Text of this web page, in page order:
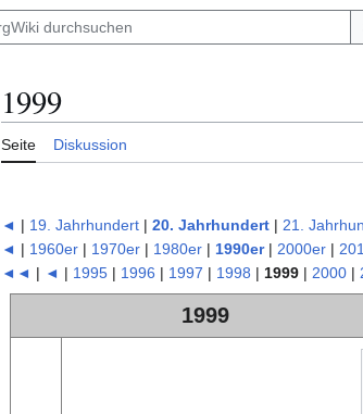
1999
Seite Diskussion
◄ | 19. Jahrhundert | 20. Jahrhundert | 21.
◄ | 1960er | 1970er | 1980er | 1990er| 2000er |
◄◄ | ◄ | 1995 | 1996 | 1997 | 1998 | 1999 | 2000 |
1999